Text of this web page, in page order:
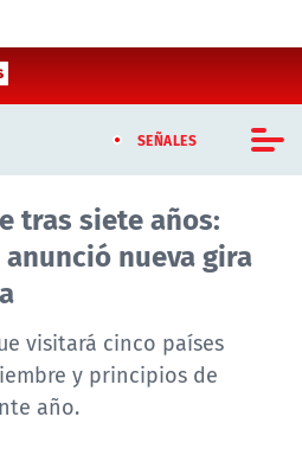
SEÑALES
tras siete años:
nueva gira
visitará cinco países
y principios de
año.